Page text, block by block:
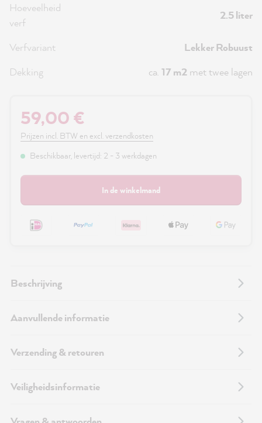
Hoeveelheid
verf
2.5 liter
Verfvariant
Lekker Robuust
Dekking
ca. 17 m2 met twee lagen
59,00 €
Prijzen incl. BTW en excl. verzendkosten
Beschikbaar, levertijd: 2 - 3 werkdagen
In de winkelmand
Beschrijving
Aanvullende informatie
Verzending & retouren
Veiligheidsinformatie